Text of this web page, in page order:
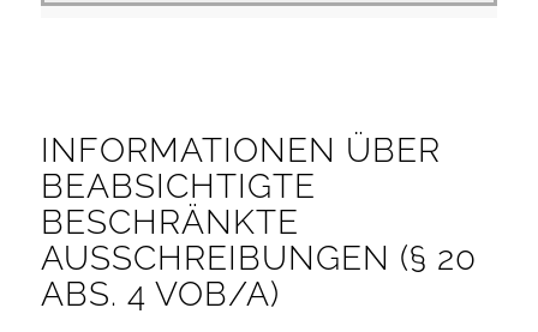
INFORMATIONEN ÜBER
BEABSICHTIGTE
BESCHRÄNKTE
AUSSCHREIBUNGEN (§ 20
ABS. 4 VOB/A)